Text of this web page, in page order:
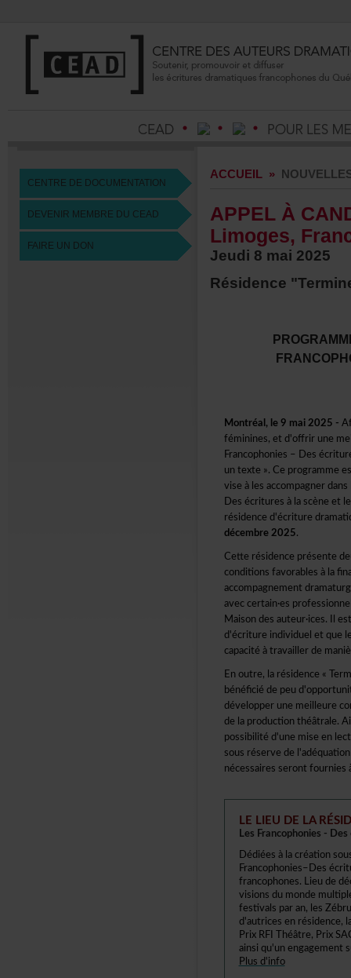
CENTREDEDOCUMENTATION
DEVENIRMEMBREDUCEAD
FAIREUNDON
ACCUEIL»
Jeudi8mai2025
Montréal,le9mai2025-
décembre2025.
LesFrancophonies-
Plusd'info